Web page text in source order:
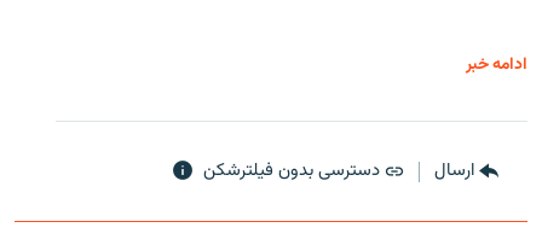
ادامه خبر
ارسال دسترسی بدون فیلترشکن